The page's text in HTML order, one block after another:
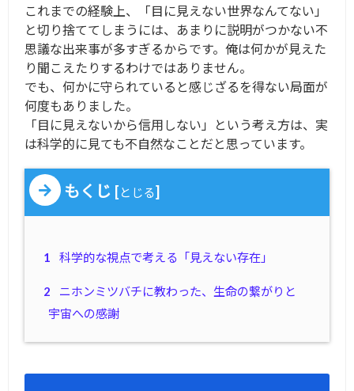
これまでの経験上、「目に見えない世界なんてない」
と切り捨ててしまうには、あまりに説明がつかない不
思議な出来事が多すぎるからです。俺は何かが見えた
り聞こえたりするわけではありません。
でも、何かに守られていると感じざるを得ない局面が
何度もありました。
「目に見えないから信用しない」という考え方は、実
は科学的に見ても不自然なことだと思っています。
もくじ [とじる]
1 科学的な視点で考える「見えない存在」
2
ニホンミツバチに教わった、生命の繋がりと
宇宙への感謝